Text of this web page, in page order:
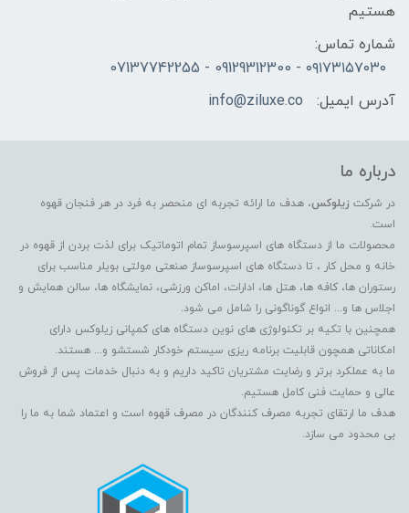
هستیم
شماره تماس:
۰۹۱۷۳۱۵۷۰۳۰ - 09129312300 - 07137742255
آدرس ایمیل:
info@ziluxe.co
درباره ما
در شرکت زیلوکس، هدف ما ارائه تجربه ای منحصر به فرد در هر فنجان قهوه
است.
محصولات ما از دستگاه های اسپرسوساز تمام اتوماتیک برای لذت بردن از قهوه در
خانه و محل کار ، تا دستگاه های اسپرسوساز صنعتی مولتی بویلر مناسب برای
رستوران ها، کافه ها، هتل ها، ادارات، اماکن ورزشی، نمایشگاه ها، سالن همایش و
اجلاس ها و... انواع گوناگونی را شامل می شود.
همچنین با تکیه بر تکنولوژی های نوین دستگاه های کمپانی زیلوکس دارای
امکاناتی همچون قابلیت برنامه ریزی سیستم خودکار شستشو و... هستند.
ما به عملکرد برتر و رضایت مشتریان تاکید داریم و به دنبال خدمات پس از فروش
عالی و حمایت فنی کامل هستیم.
هدف ما ارتقای تجربه مصرف کنندگان در مصرف قهوه است و اعتماد شما به ما را
بی محدود می سازد.